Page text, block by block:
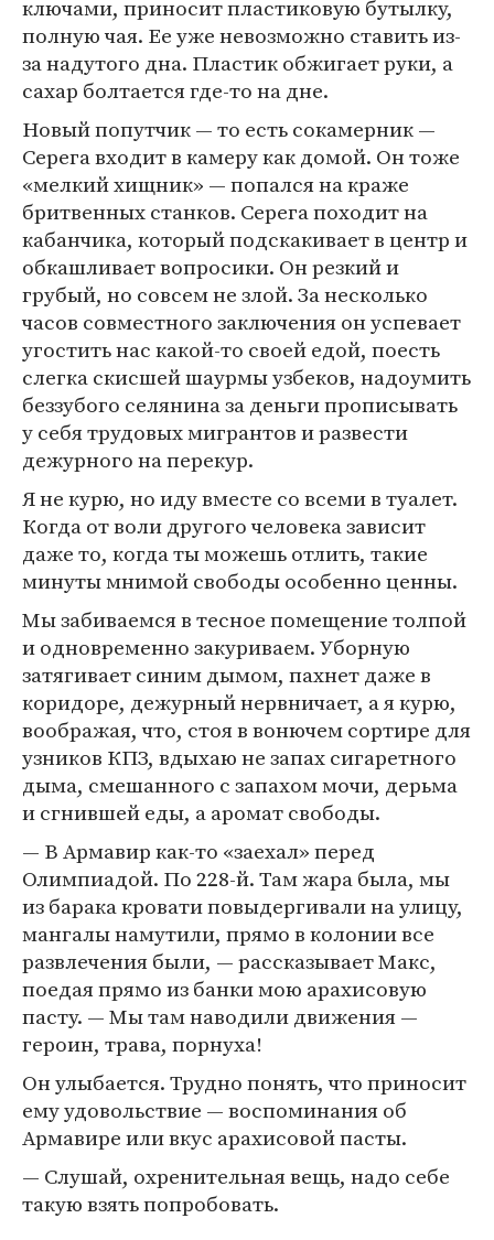
ключами, приносит пластиковую бутылку,
полную чая. Ее уже невозможно ставить из-
за надутого дна. Пластик обжигает руки, а
сахар болтается где-то на дне.
Новый попутчик — то есть сокамерник —
Серега входит в камеру как домой. Он тоже
«мелкий хищник» — попался на краже
бритвенных станков. Серега походит на
кабанчика, который подскакивает в центр и
обкашливает вопросики. Он резкий и
грубый, но совсем не злой. За несколько
часов совместного заключения он успевает
угостить нас какой-то своей едой, поесть
слегка скисшей шаурмы узбеков, надоумить
беззубого селянина за деньги прописывать
у себя трудовых мигрантов и развести
дежурного на перекур.
Я не курю, но иду вместе со всеми в туалет.
Когда от воли другого человека зависит
даже то, когда ты можешь отлить, такие
минуты мнимой свободы особенно ценны.
Мы забиваемся в тесное помещение толпой
и одновременно закуриваем. Уборную
затягивает синим дымом, пахнет даже в
коридоре, дежурный нервничает, а я курю,
воображая, что, стоя в вонючем сортире для
узников КПЗ, вдыхаю не запах сигаретного
дыма, смешанного с запахом мочи, дерьма
и сгнившей еды, а аромат свободы.
— В Армавир как-то «заехал» перед
Олимпиадой. По 228-й. Там жара была, мы
из барака кровати повыдергивали на улицу,
мангалы намутили, прямо в колонии все
развлечения были, — рассказывает Макс,
поедая прямо из банки мою арахисовую
пасту. — Мы там наводили движения —
героин, трава, порнуха!
Он улыбается. Трудно понять, что приносит
ему удовольствие — воспоминания об
Армавире или вкус арахисовой пасты.
— Слушай, охренительная вещь, надо себе
такую взять попробовать.